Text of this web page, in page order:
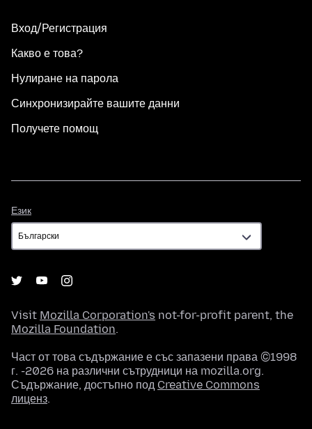
Вход/Регистрация
Какво е това?
Нулиране на парола
Синхронизирайте вашите данни
Получете помощ
Език
Visit Mozilla Corporation's not-for-profit parent, the
Mozilla Foundation.
Част от това съдържание е със запазени права ©1998
г. -2026 на различни сътрудници на mozilla.org.
Съдържание, достъпно под Creative Commons
лиценз.